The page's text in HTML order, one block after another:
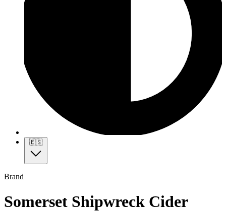
🇪🇸
Brand
Somerset Shipwreck Cider